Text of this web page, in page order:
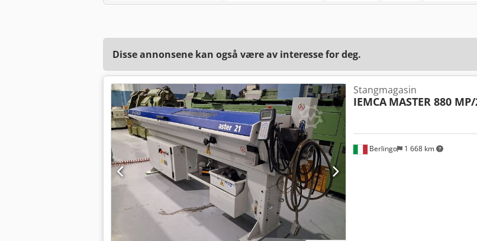
Disse annonsene kan også være av interesse for deg.
Berlingo 1 668 km
Stangmagasin
IEMCA MASTER 880